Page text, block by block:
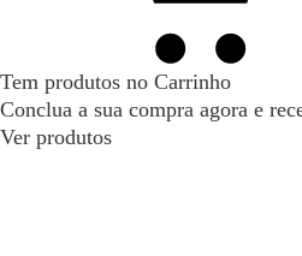
Tem produtos no Carrinho
Conclua a sua compra agora e
Ver produtos